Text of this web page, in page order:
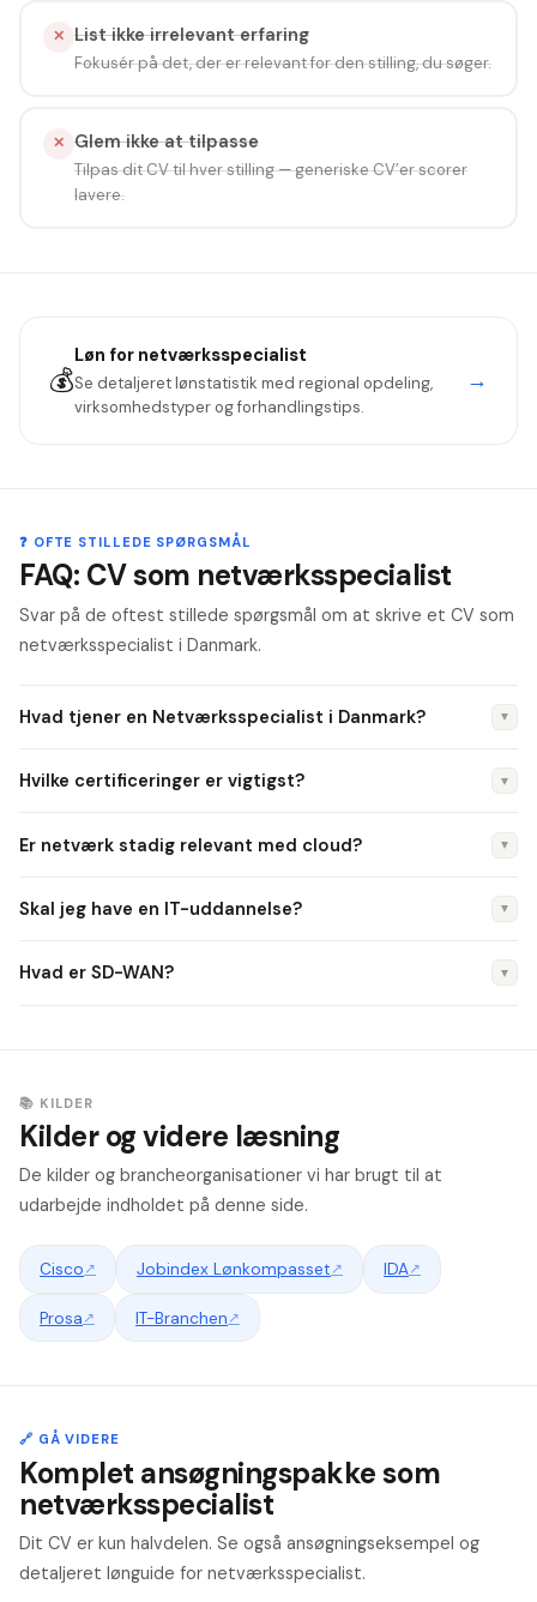
✕ List ikke irrelevant erfaring
Fokusér på det, der er relevant for den stilling, du søger.
✕ Glem ikke at tilpasse
Tilpas dit CV til hver stilling — generiske CV’er scorer
lavere.
💰
Løn for netværksspecialist
Se detaljeret lønstatistik med regional opdeling,
virksomhedstyper og forhandlingstips.
→
❓ OFTE STILLEDE SPØRGSMÅL
FAQ: CV som netværksspecialist
Svar på de oftest stillede spørgsmål om at skrive et CV som
netværksspecialist i Danmark.
Hvad tjener en Netværksspecialist i Danmark? ▼
58.000–75.000 kr./md.
Hvilke certificeringer er vigtigst? ▼
og Fortinet NSE er også efterspurgte.
Er netværk stadig relevant med cloud? ▼
Transit Gateway). SD-WAN og hybrid cloud øger
Skal jeg have en IT-uddannelse? ▼
selvlærte med certificeringer.
Hvad er SD-WAN? ▼
📚 KILDER
Kilder og videre læsning
De kilder og brancheorganisationer vi har brugt til at
udarbejde indholdet på denne side.
Cisco↗ Jobindex Lønkompasset↗ IDA↗
Prosa↗ IT-Branchen↗
🔗 GÅ VIDERE
Komplet ansøgningspakke som
netværksspecialist
Dit CV er kun halvdelen. Se også ansøgningseksempel og
detaljeret lønguide for netværksspecialist.